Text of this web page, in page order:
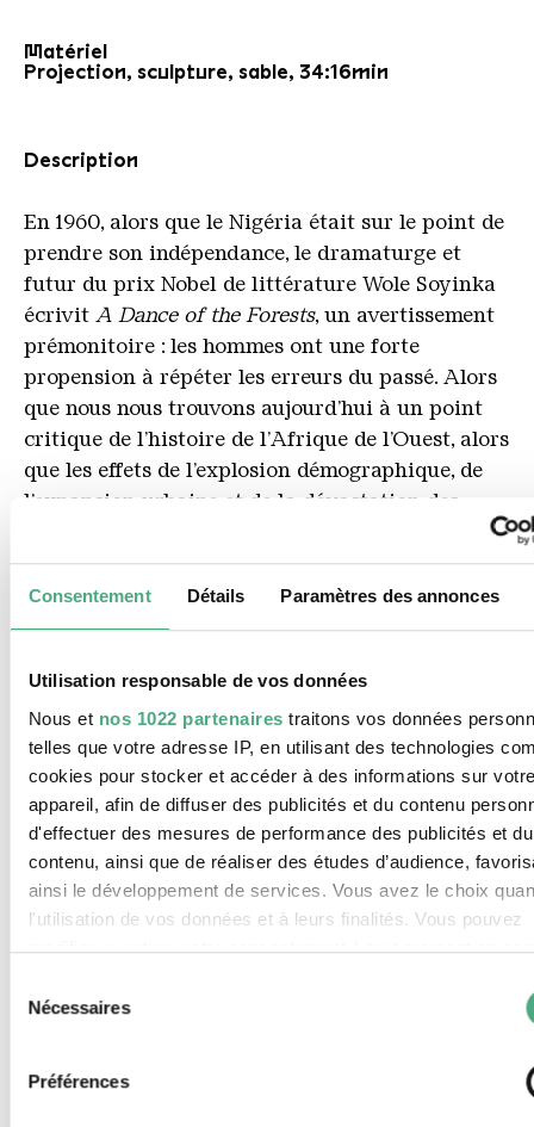
Consentement Détails Paramètres des annonces
Utilisation responsable de vos données
Nous et nos 1022 partenaires traitons vos données
telles que votre adresse IP, en utilisant des technologies
cookies pour stocker et accéder à des informations sur votre
appareil, afin de diffuser des publicités et du contenu
d'effectuer des mesures de performance des publicités et du
contenu, ainsi que de réaliser des études d’audience,
ainsi le développement de services. Vous avez le choix
l'utilisation de vos données et à leurs finalités. Vous pouvez
modifier ou retirer votre consentement à tout moment en
confidentialité.
Collecter des informations sur votre localisation
Nécessaires
Préférences
Matériel
Projection, sculpture, sable, 34:16min
Description
En 1960, alors que le Nigéria était sur le point de
prendre son indépendance, le dramaturge et
futur du prix Nobel de littérature Wole Soyinka
écrivit A Dance of the Forests, un avertissement
prémonitoire : les hommes ont une forte
propension à répéter les erreurs du passé. Alors
que nous nous trouvons aujourd’hui à un point
critique de l’histoire de l’Afrique de l’Ouest, alors
que les effets de l’explosion démographique, de
l’expansion urbaine et de la dévastation des
climatique mondiale,Wey Dey Move:A Dance of
the Mangroves
pose la question de savoir
comment nous pourrions échapper aux erreurs
mangroves qui entourent la mégalopole de
Lagos. Les écosystèmes de mangrove nourrissent
des mondes écologiques, sociaux et spirituels,
invisibles à l’œil du colonisateur. S’inspirant de
la pratique traditionnelle de divination
yoruba,Wey Dey Move: A Dance of the
Mangrovesouvre un portail sur les mondes
vivants des mangroves de la lagune de Lagos.